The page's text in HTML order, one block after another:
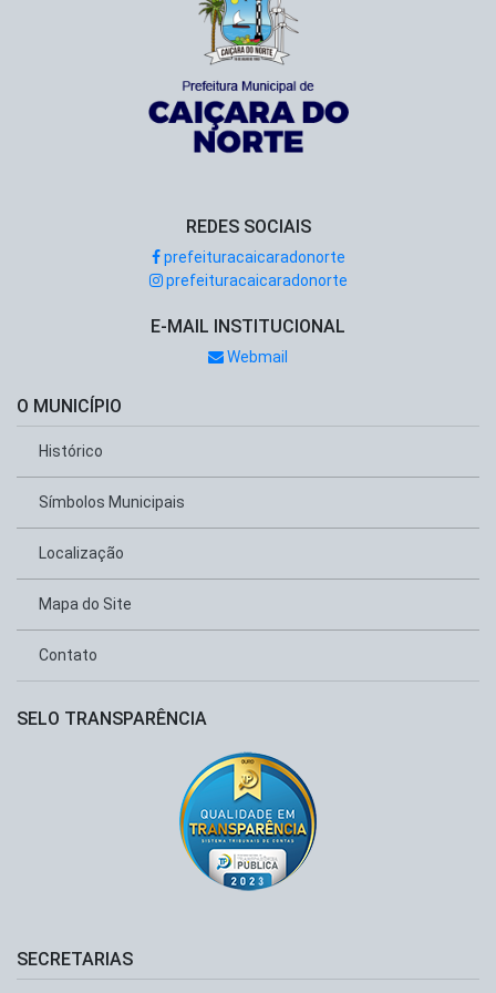
REDES SOCIAIS
prefeituracaicaradonorte
prefeituracaicaradonorte
E-MAIL INSTITUCIONAL
Webmail
O MUNICÍPIO
Histórico
Símbolos Municipais
Localização
Mapa do Site
Contato
SELO TRANSPARÊNCIA
SECRETARIAS